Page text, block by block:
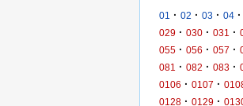
01 · 02 · 03 · 04 ·
029 · 030 · 031 ·
055 · 056 · 057 ·
081
· 082 · 083 ·
0106 · 0107 ·
0128 · 0129 ·